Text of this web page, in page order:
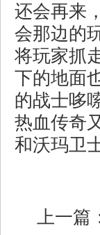
还会再来
会那边的
将玩家抓
下的地面
的战士哆
热血传奇
和沃玛卫
上一篇